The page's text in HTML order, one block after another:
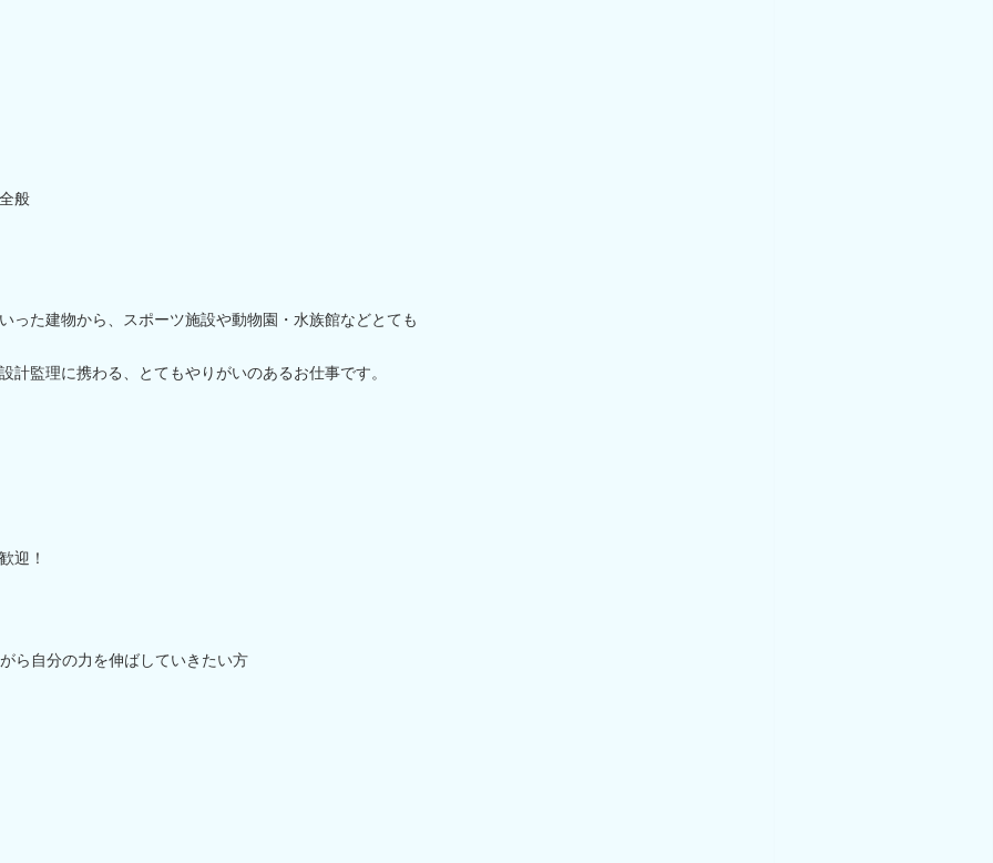
般
った建物から、スポーツ施設や動物園・水族館などとても
計監理に携わる、とてもやりがいのあるお仕事です。
迎！
ら自分の力を伸ばしていきたい方